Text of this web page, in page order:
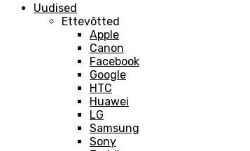
Uudised
Ettevõtted
Apple
Canon
Facebook
Google
HTC
Huawei
LG
Samsung
Sony